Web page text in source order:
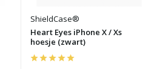
ShieldCase®
Heart Eyes iPhone X / Xs
hoesje (zwart)